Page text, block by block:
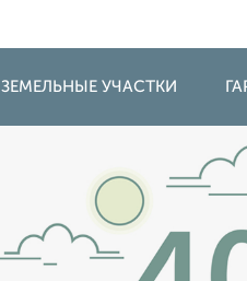
ЗЕМЕЛЬНЫЕ УЧАСТКИ